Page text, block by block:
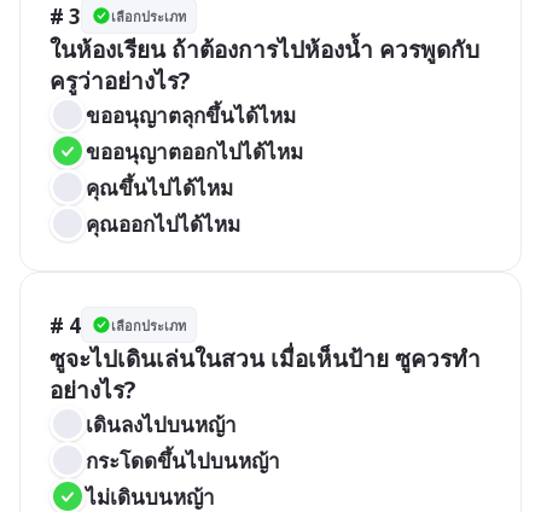
# 3 เลือกประเภท
ในห้องเรียน ถ้าต้องการไปห้องน้ำ ควรพูดกับ
ครูว่าอย่างไร?
ขออนุญาตลุกขึ้นได้ไหม
ขออนุญาตออกไปได้ไหม
คุณขึ้นไปได้ไหม
คุณออกไปได้ไหม
# 4 เลือกประเภท
ซูจะไปเดินเล่นในสวน เมื่อเห็นป้าย ซูควรทำ
อย่างไร?
เดินลงไปบนหญ้า
กระโดดขึ้นไปบนหญ้า
ไม่เดินบนหญ้า